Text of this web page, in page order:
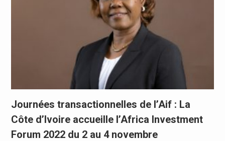
Journées transactionnelles de l’Aif : La
Côte d’Ivoire accueille l’Africa Investment
Forum 2022 du 2 au 4 novembre